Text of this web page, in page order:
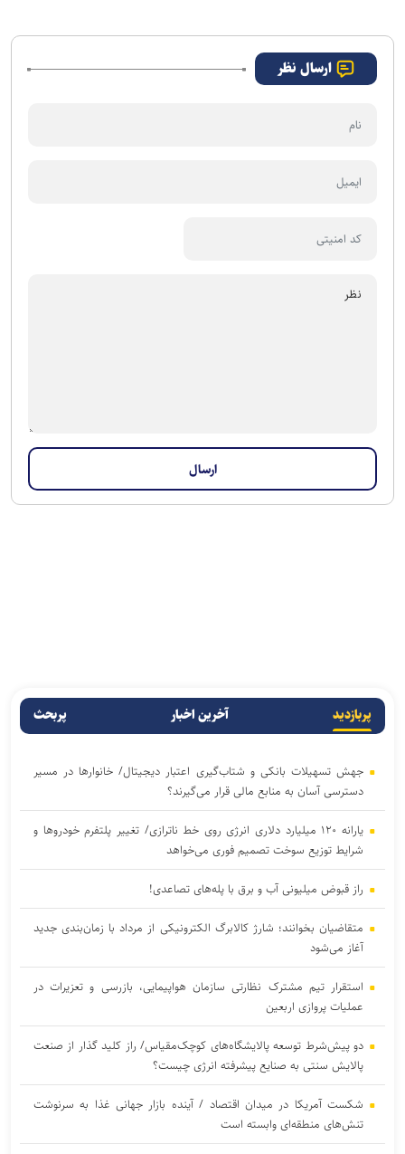
ارسال نظر
پربازدید آخرین اخبار پربحث
جهش تسهیلات بانکی و شتاب‌گیری اعتبار دیجیتال/ خانوار‌ها در مسیر
دسترسی آسان‌ به منابع مالی قرار می‌گیرند؟
یارانه ۱۲۰ میلیارد دلاری انرژی روی خط ناترازی/ تغییر پلتفرم خودروها و
شرایط توزیع سوخت تصمیم فوری می‌خواهد
راز قبوض میلیونی آب و برق با پله‌های تصاعدی!
متقاضیان بخوانند؛ شارژ کالابرگ الکترونیکی از مرداد با زمان‌بندی جدید
آغاز می‌شود
استقرار تیم مشترک نظارتی سازمان هواپیمایی، بازرسی و تعزیرات در
عملیات پروازی اربعین
دو پیش‌شرط توسعه پالایشگاه‌های کوچک‌مقیاس/ راز کلید گذار از صنعت
پالایش سنتی به صنایع پیشرفته انرژی چیست؟
شکست آمریکا در میدان اقتصاد / آینده بازار جهانی غذا به سرنوشت
تنش‌های منطقه‌ای وابسته است